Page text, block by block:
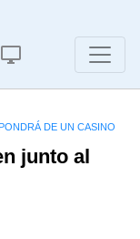
DE UN CASINO
junto al